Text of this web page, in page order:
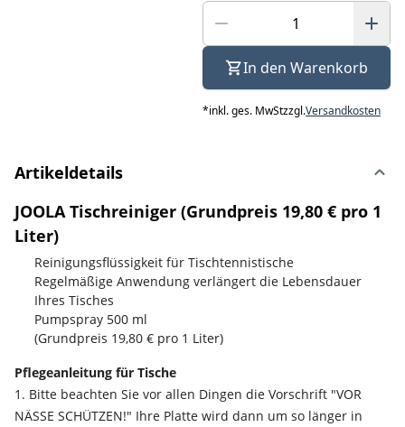
In den Warenkorb
*inkl. ges. MwStzzgl.Versandkosten
Artikeldetails
JOOLA Tischreiniger (Grundpreis 19,80 € pro 1
Liter)
Reinigungsflüssigkeit für Tischtennistische
Regelmäßige Anwendung verlängert die Lebensdauer
Ihres Tisches
Pumpspray 500 ml
(Grundpreis 19,80 € pro 1 Liter)
Pflegeanleitung für Tische
1. Bitte beachten Sie vor allen Dingen die Vorschrift "VOR
NÄSSE SCHÜTZEN!" Ihre Platte wird dann um so länger in